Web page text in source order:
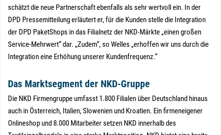
schätzt die neue Partnerschaft ebenfalls als sehr wertvoll ein. In der
DPD Pressemitteilung erläutert er, für die Kunden stelle die Integration
der DPD PaketShops in das Filialnetz der NKD-Märkte „einen großen
Service-Mehrwert“ dar. „Zudem“, so Welles „erhoffen wir uns durch die
Integration eine Erhöhung unserer Kundenfrequenz.“
Das Marktsegment der NKD-Gruppe
Die NKD Firmengruppe umfasst 1.800 Filialen über Deutschland hinaus
auch in Österreich, Italien, Slowenien und Kroatien. Ein firmeneigener
Onlineshop und 8.000 Mitarbeiter setzen NKD innerhalb des